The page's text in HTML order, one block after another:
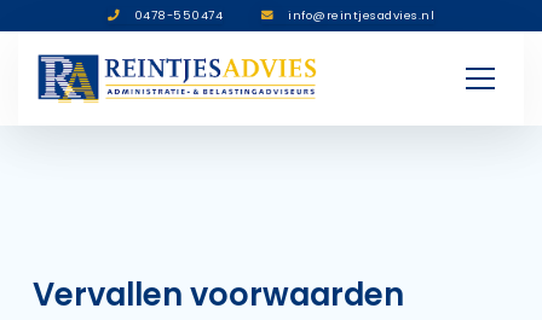
0478-550474 info@reintjesadvies.nl
Vervallen voorwaarden